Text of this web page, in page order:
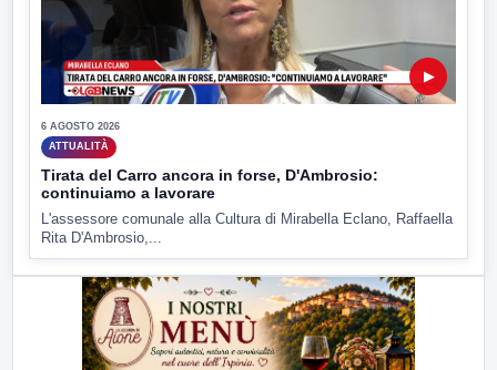
▶
6 AGOSTO 2026
ATTUALITÀ
Tirata del Carro ancora in forse, D'Ambrosio:
continuiamo a lavorare
L'assessore comunale alla Cultura di Mirabella Eclano, Raffaella
Rita D'Ambrosio,...